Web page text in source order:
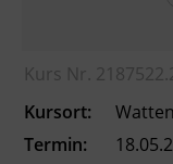
311
Kursformat
Kurs Nr.
Kursort:
Termin: